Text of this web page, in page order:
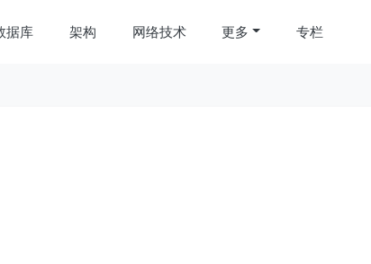
据库 架构 网络技术 更多 专栏